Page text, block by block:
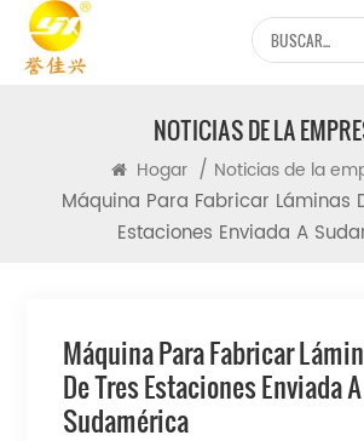
NOTICIAS DE LA
Hogar / Noticias de la
Máquina Para Fabricar Láminas
Estaciones Enviada A
Máquina Para Fabricar
De Tres Estaciones Enviada A
Sudamérica